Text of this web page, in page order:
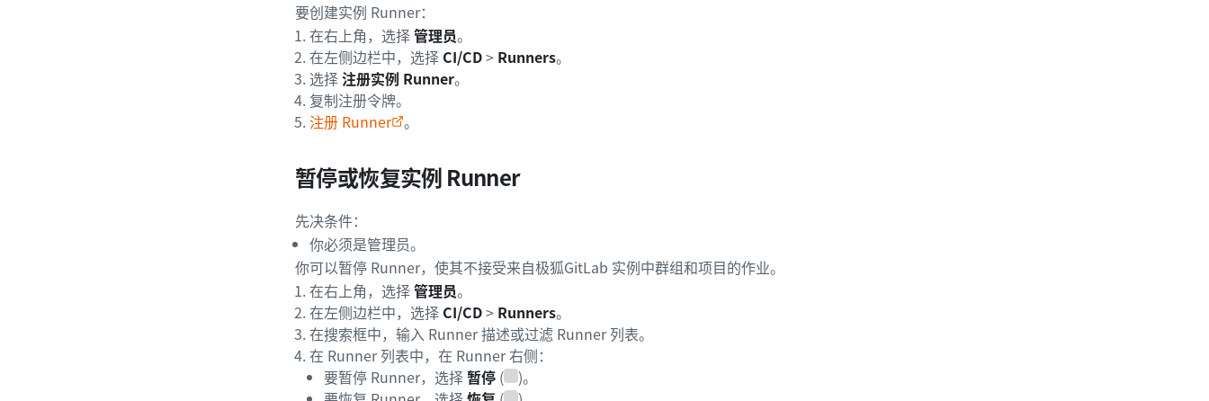
要创建实例 Runner：
在右上角，选择管理员。
在左侧边栏中，选择 CI/CD> Runners。
选择注册实例 Runner。
复制注册令牌。
注册 Runner 。
暂停或恢复实例 Runner
先决条件：
你必须是管理员。
你可以暂停 Runner，使其不接受来自极狐GitLab 实例中群组和项目的作业。
在右上角，选择管理员。
在左侧边栏中，选择 CI/CD> Runners。
在搜索框中，输入 Runner 描述或过滤 Runner 列表。
在 Runner 列表中，在 Runner 右侧：
要暂停 Runner，选择暂停 (
)。